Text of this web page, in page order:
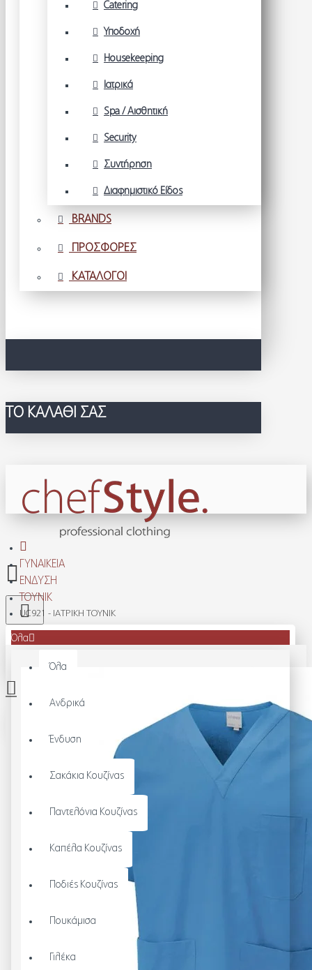
Catering
Υποδοχή
Housekeeping
Ιατρικά
Spa / Αισθητική
Security
Συντήρηση
Διαφημιστικό Είδος
BRANDS
ΠΡΟΣΦΟΡΕΣ
ΚΑΤΑΛΟΓΟΙ
ΤΟ ΚΑΛΆΘΙ ΣΑΣ
Όλα
Όλα
Ανδρικά
Ένδυση
Σακάκια Κουζίνας
Παντελόνια Κουζίνας
Καπέλα Κουζίνας
Ποδιές Κουζίνας
Πουκάμισα
Γιλέκα
ΓΥΝΑΙΚΕΊΑ
ΈΝΔΥΣΗ
ΤΟΥΝΊΚ
UC921 - ΙΑΤΡΙΚΉ ΤΟΥΝΊΚ